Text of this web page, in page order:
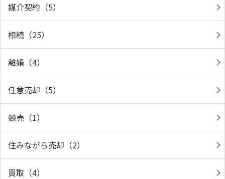
媒介契約（5）
相続（25）
離婚（4）
任意売却（5）
競売（1）
住みながら売却（2）
買取（4）